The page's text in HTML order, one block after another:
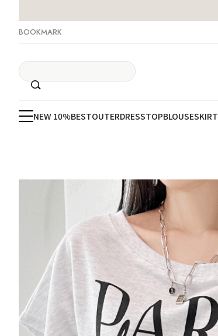
BOOKMARK
NEW 10%BESTOUTERDRESSTOPBLOUSESKIRT